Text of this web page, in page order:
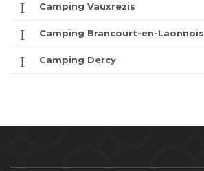
Camping Vauxrezis
Camping Brancourt-en-Laonnois
Camping Dercy